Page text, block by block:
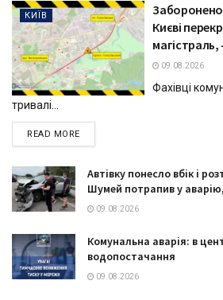
КИЇВ
Заборонено
Києві
09.08.2026
Фахівці
тривалі...
READ MOREDETAILS
Автівку понесло вбік і
Шумей потрапив у
09.08.2026
Комунальна аварія: в
водопостачання
09.08.2026